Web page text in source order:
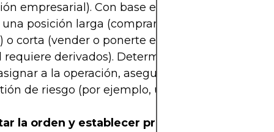
empresarial). Con base en tu análisis, decide
posición larga (comprar créditos esperando
o corta (vender o ponerte en corto esperando
requiere derivados). Determina también cuánto
a la operación, asegurándote de que sea
de riesgo (por ejemplo, una fracción de tu
la orden y establecer protecciones: